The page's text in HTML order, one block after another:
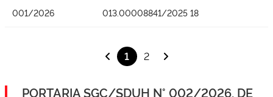
001/2026 013.00008841/2025 18
1 2
PORTARIA SGC/SDUH N° 002/2026, DE